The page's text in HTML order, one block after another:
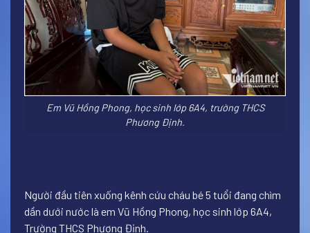
Em Vũ Hồng Phong, học sinh lớp 6A4, trường THCS
Phương Định.
Người đầu tiên xuống kênh cứu cháu bé 5 tuổi đang chìm
dần dưới nước là em Vũ Hồng Phong, học sinh lớp 6A4,
Trường THCS Phương Định.